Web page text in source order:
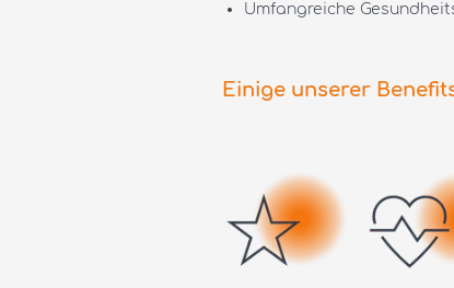
Umfangreiche
Einige unserer